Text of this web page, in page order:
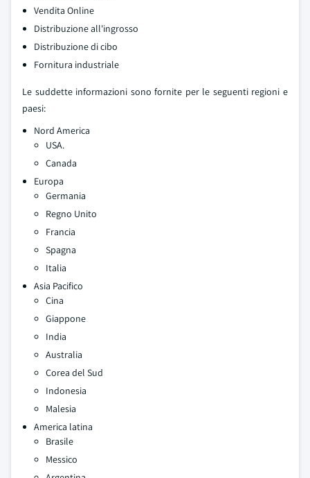
Vendita Online
Distribuzione all'ingrosso
Distribuzione di cibo
Fornitura industriale
Le suddette informazioni sono fornite per le seguenti regioni e
paesi:
Nord America
USA.
Canada
Europa
Germania
Regno Unito
Francia
Spagna
Italia
Asia Pacifico
Cina
Giappone
India
Australia
Corea del Sud
Indonesia
Malesia
America latina
Brasile
Messico